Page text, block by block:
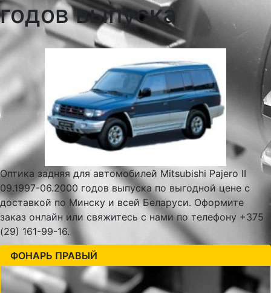
годов выпуска
Оптика задняя для автомобилей Mitsubishi Pajero II
09.1997-06.2000 годов выпуска по выгодной цене с
доставкой по Минску и всей Беларуси. Оформите
заказ онлайн или свяжитесь с нами по телефону +375
(29) 161-99-16.
ФОНАРЬ ПРАВЫЙ